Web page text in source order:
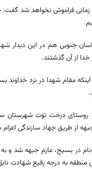
زمانی فراموش نخواهد شد
جنوبی هم در این
از آن گذشتند.
مقام شهدا در نزد خداوند
غلامحسین نخعی سال ۱۳۱۰ در روستای
از طریق جهاد سازندگی
در بسیج، عازم جبهه شد و